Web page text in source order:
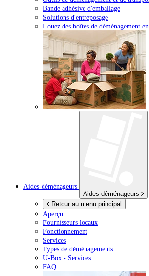
Bande adhésive d'emballage
Solutions d'entreposage
Louez des boîtes de déménagement
Aides-déménageurs
Aides-déménageurs
Retour au menu principal
Aperçu
Fournisseurs locaux
Fonctionnement
Services
Types de déménagements
U-Box - Services
FAQ